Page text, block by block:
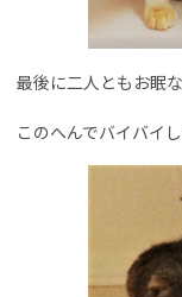
最後に二人ともお眠
このへんでバイバイ